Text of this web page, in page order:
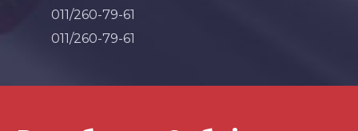
011/260-79-61
011/260-79-61